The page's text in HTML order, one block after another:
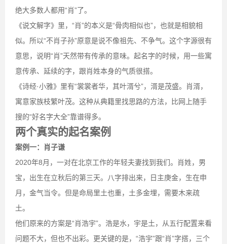
绝大多数人都用“肖”了。
《说文解字》里，“肖”的本义是“骨肉相似也”，也就是相貌相
似。所以“不肖子孙”原意是说不像祖先、不争气。这个字源很有
意思，说明“肖”天然带有传承的意味。起名字的时候，用一些寓
意传承、延续的字，跟肖姓本身的气质很搭。
《诗经·小雅》里有“裳裳者华，其叶湑兮”，湑是茂盛。肖湑，
寓意家族枝繁叶茂。这种从典籍里找思路的方法，比网上随手
搜的“好名字大全”靠谱得多。
两个真实的起名案例
案例一：肖子谦
2020年8月，一对在北京工作的年轻夫妻找到我们。肖姓，男
宝，出生在立秋后的第三天。八字排出来，日主庚金，生在申
月，金气当令。但是命局里土也重，土多金埋，需要木来疏
土。
他们原来的方案是“肖浩宇”。浩是水，宇是土，从五行配置来看
问题不大，但也不出彩。更关键的是，“浩宇”跟“肖”字搭，三个